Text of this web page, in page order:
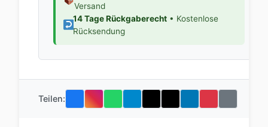
Versand
14 Tage Rückgaberecht• Kostenlose
Rücksendung
Teilen: